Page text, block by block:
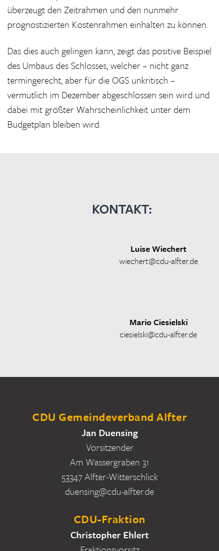
überzeugt den Zeitrahmen und den nunmehr
prognostizierten Kostenrahmen einhalten zu können.
Das dies auch gelingen kann, zeigt das positive Beispiel
des Umbaus des Schlosses, welcher – nicht ganz
termingerecht, aber für die OGS unkritisch –
vermutlich im Dezember abgeschlossen sein wird und
dabei mit größter Wahrscheinlichkeit unter dem
Budgetplan bleiben wird.
KONTAKT:
Luise Wiechert
wiechert@cdu-alfter.de
Mario Ciesielski
ciesielski@cdu-alfter.de
CDU Gemeindeverband Alfter
Jan Duensing
Vorsitzender
Am Wassergraben 31
53347 Alfter-Witterschlick
duensing@cdu-alfter.de
CDU-Fraktion
Christopher Ehlert